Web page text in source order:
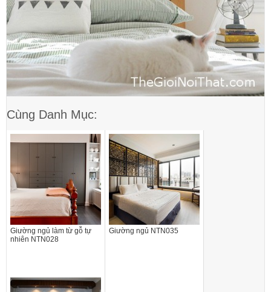
Cùng Danh Mục:
Giường ngủ làm từ gỗ tự
nhiên NTN028
Giường ngủ NTN035